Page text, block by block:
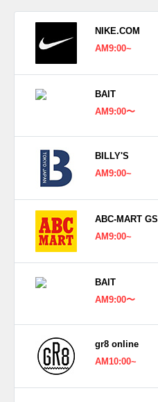
り次第、スニーカーウォーズの
したい。
NIKE.COM
AM9:00~
BAIT
AM9:00〜
BILLY'S
AM9:00~
ABC-MART GS
AM9:00~
BAIT
AM9:00〜
gr8 online
AM10:00~